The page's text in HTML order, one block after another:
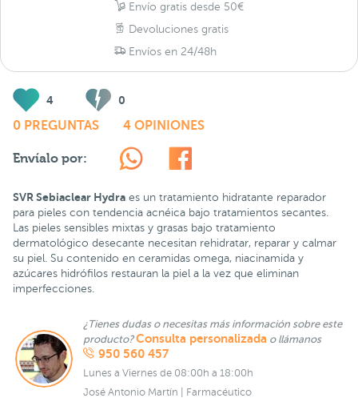
Envío gratis desde 50€
Devoluciones gratis
Envíos en 24/48h
4 0
0 PREGUNTAS 4 OPINIONES
Envíalo por:
SVR Sebiaclear Hydra es un tratamiento hidratante reparador
para pieles con tendencia acnéica bajo tratamientos secantes.
Las pieles sensibles mixtas y grasas bajo tratamiento
dermatológico desecante necesitan rehidratar, reparar y calmar
su piel. Su contenido en ceramidas omega, niacinamida y
azúcares hidrófilos restauran la piel a la vez que eliminan
imperfecciones.
¿Tienes dudas o necesitas más información sobre este
producto?Consulta personalizada o llámanos
950 560 457
Lunes a Viernes de 08:00h a 18:00h
José Antonio Martín | Farmacéutico